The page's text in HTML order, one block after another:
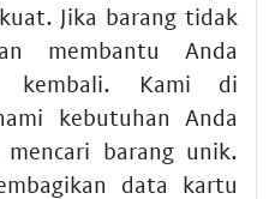
Jika barang tidak
membantu Anda
kembali. Kami di
kebutuhan Anda
barang unik.
data kartu